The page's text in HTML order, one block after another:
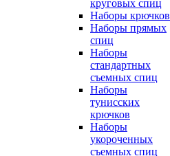
круговых спиц
Наборы крючков
Наборы прямых
спиц
Наборы
стандартных
съемных спиц
Наборы
тунисских
крючков
Наборы
укороченных
съемных спиц